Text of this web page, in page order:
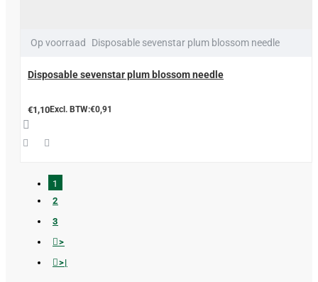
Op voorraad Disposable sevenstar plum blossom needle
Disposable sevenstar plum blossom needle
€1,10Excl. BTW:€0,91
1
2
3
>
>|